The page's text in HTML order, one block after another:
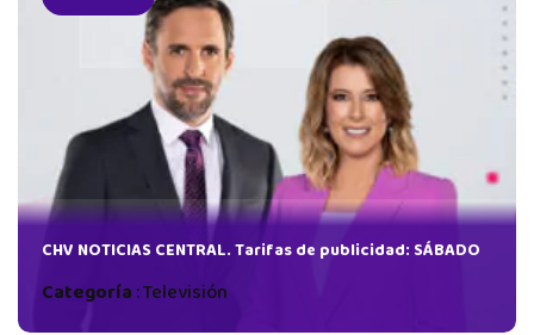
CHV NOTICIAS CENTRAL. Tarifas de publicidad: SÁBADO
Categoría:Televisión